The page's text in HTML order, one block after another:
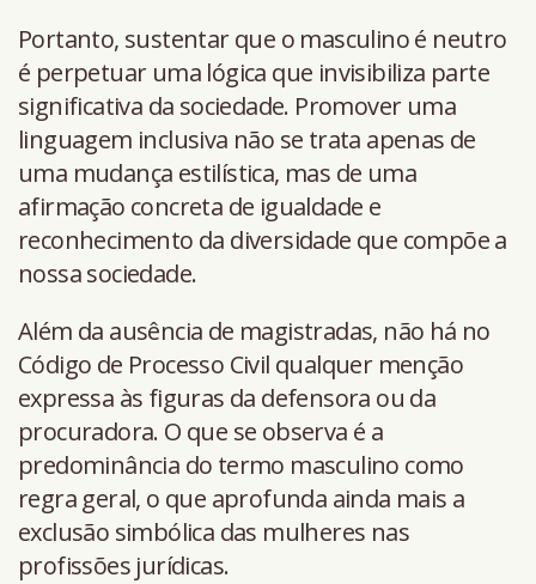
Portanto, sustentar que o masculino é neutro
é perpetuar uma lógica que invisibiliza parte
significativa da sociedade. Promover uma
linguagem inclusiva não se trata apenas de
uma mudança estilística, mas de uma
afirmação concreta de igualdade e
reconhecimento da diversidade que compõe a
nossa sociedade.
Além da ausência de magistradas, não há no
Código de Processo Civil qualquer menção
expressa às figuras da defensora ou da
procuradora. O que se observa é a
predominância do termo masculino como
regra geral, o que aprofunda ainda mais a
exclusão simbólica das mulheres nas
profissões jurídicas.